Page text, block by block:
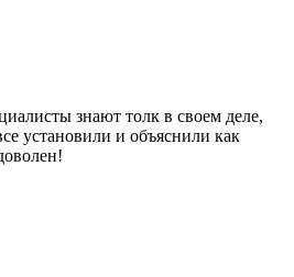
знают толк в своем деле,
установили и объяснили как